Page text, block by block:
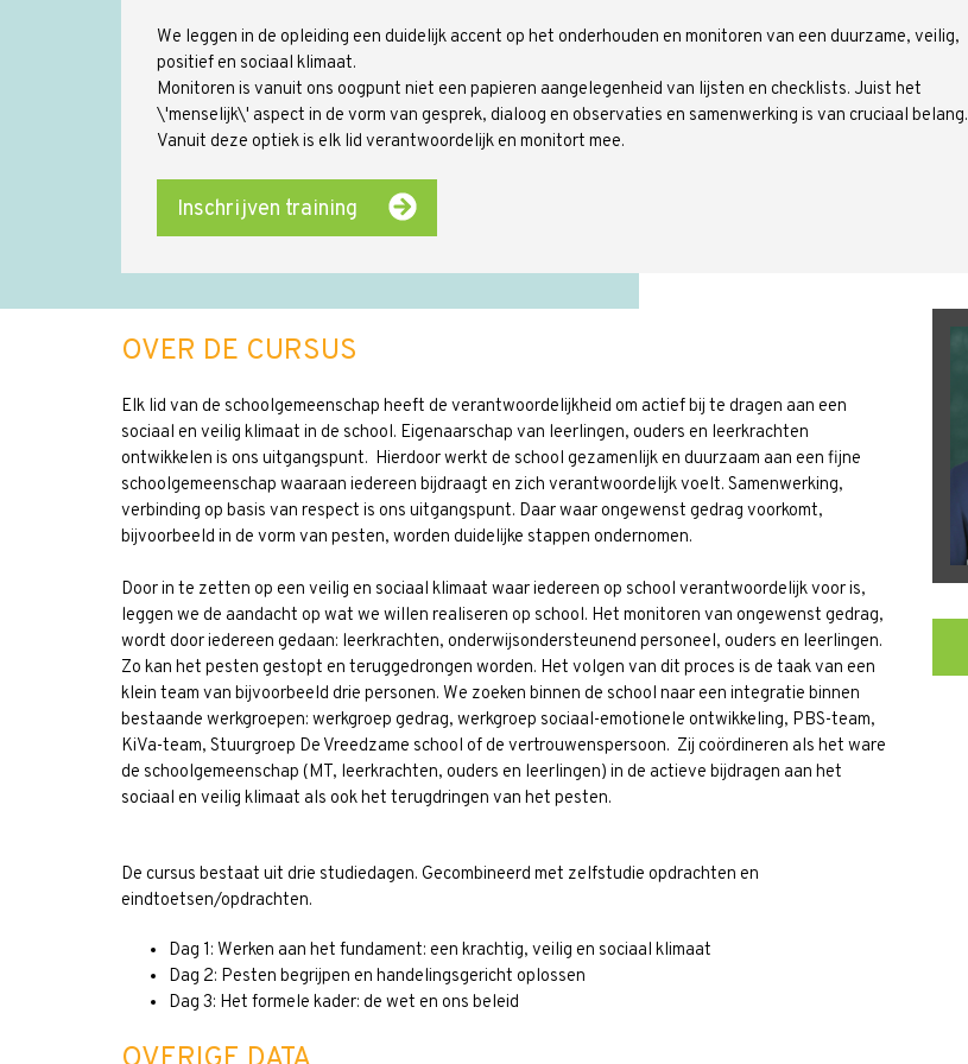
We leggen in de opleiding een duidelijk accent op het onderhouden en monitoren van een duurzame, veilig,
positief en sociaal klimaat.
Monitoren is vanuit ons oogpunt niet een papieren aangelegenheid van lijsten en checklists. Juist het
\'menselijk\' aspect in de vorm van gesprek, dialoog en observaties en samenwerking is van cruciaal belang.
Vanuit deze optiek is elk lid verantwoordelijk en monitort mee.
Inschrijven training
OVER DE CURSUS
Elk lid van de schoolgemeenschap heeft de verantwoordelijkheid om actief bij te dragen aan een
sociaal en veilig klimaat in de school. Eigenaarschap van leerlingen, ouders en leerkrachten
ontwikkelen is ons uitgangspunt. Hierdoor werkt de school gezamenlijk en duurzaam aan een fijne
schoolgemeenschap waaraan iedereen bijdraagt en zich verantwoordelijk voelt. Samenwerking,
verbinding op basis van respect is ons uitgangspunt. Daar waar ongewenst gedrag voorkomt,
bijvoorbeeld in de vorm van pesten, worden duidelijke stappen ondernomen.
Door in te zetten op een veilig en sociaal klimaat waar iedereen op school verantwoordelijk voor is,
leggen we de aandacht op wat we willen realiseren op school. Het monitoren van ongewenst gedrag,
wordt door iedereen gedaan: leerkrachten, onderwijsondersteunend personeel, ouders en leerlingen.
Zo kan het pesten gestopt en teruggedrongen worden. Het volgen van dit proces is de taak van een
klein team van bijvoorbeeld drie personen. We zoeken binnen de school naar een integratie binnen
bestaande werkgroepen: werkgroep gedrag, werkgroep sociaal-emotionele ontwikkeling, PBS-team,
KiVa-team, Stuurgroep De Vreedzame school of de vertrouwenspersoon. Zij coördineren als het ware
de schoolgemeenschap (MT, leerkrachten, ouders en leerlingen) in de actieve bijdragen aan het
sociaal en veilig klimaat als ook het terugdringen van het pesten.
De cursus bestaat uit drie studiedagen. Gecombineerd met zelfstudie opdrachten en
eindtoetsen/opdrachten.
Dag 1: Werken aan het fundament: een krachtig, veilig en sociaal klimaat
Dag 2: Pesten begrijpen en handelingsgericht oplossen
Dag 3: Het formele kader: de wet en ons beleid